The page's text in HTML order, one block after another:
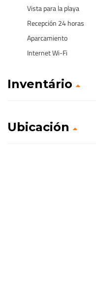
Vista para la playa
Recepción 24 horas
Aparcamiento
Internet Wi-Fi
Inventário
Ubicación